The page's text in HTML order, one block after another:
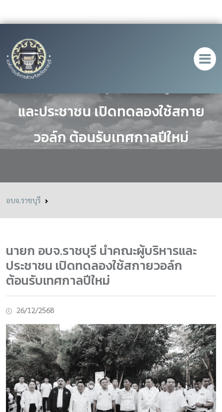
นายก อบจ.ราชบุรี นำคณะผู้บริหาร
และประชาชน เปิดทดลองใช้สกาย
วอล์ก ต้อนรับเทศกาลปีใหม่
อบจ.ราชบุรี
นายก อบจ.ราชบุรี นำคณะผู้บริหารและ
ประชาชน เปิดทดลองใช้สกายวอล์ก
ต้อนรับเทศกาลปีใหม่
26/12/2568
Previous Next